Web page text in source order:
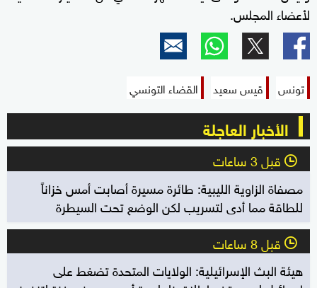
لأعضاء المجلس.
تونس قيس سعيد القضاء التونسي
الأخبار العاجلة
l قبل 3 ساعات
مصفاة الزاوية الليبية: طائرة مسيرة أصابت أمس خزاناً
للطاقة مما أدى لتسريب لكن الوضع تحت السيطرة
l قبل 8 ساعات
هيئة البث الإسرائيلية: الولايات المتحدة تضغط على